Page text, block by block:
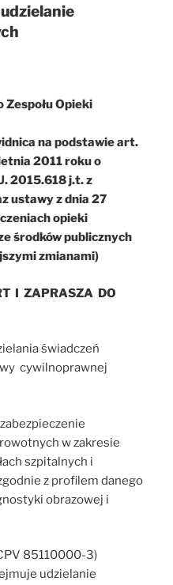
Zespołu Opieki
na podstawie art.
2011 roku o
2015.618 j.t. z
ustawy z dnia 27
opieki
środków publicznych
zmianami)
I ZAPRASZA DO
świadczeń
cywilnoprawnej
w zakresie
szpitalnych i
z profilem danego
obrazowej i
85110000-3)
udzielanie